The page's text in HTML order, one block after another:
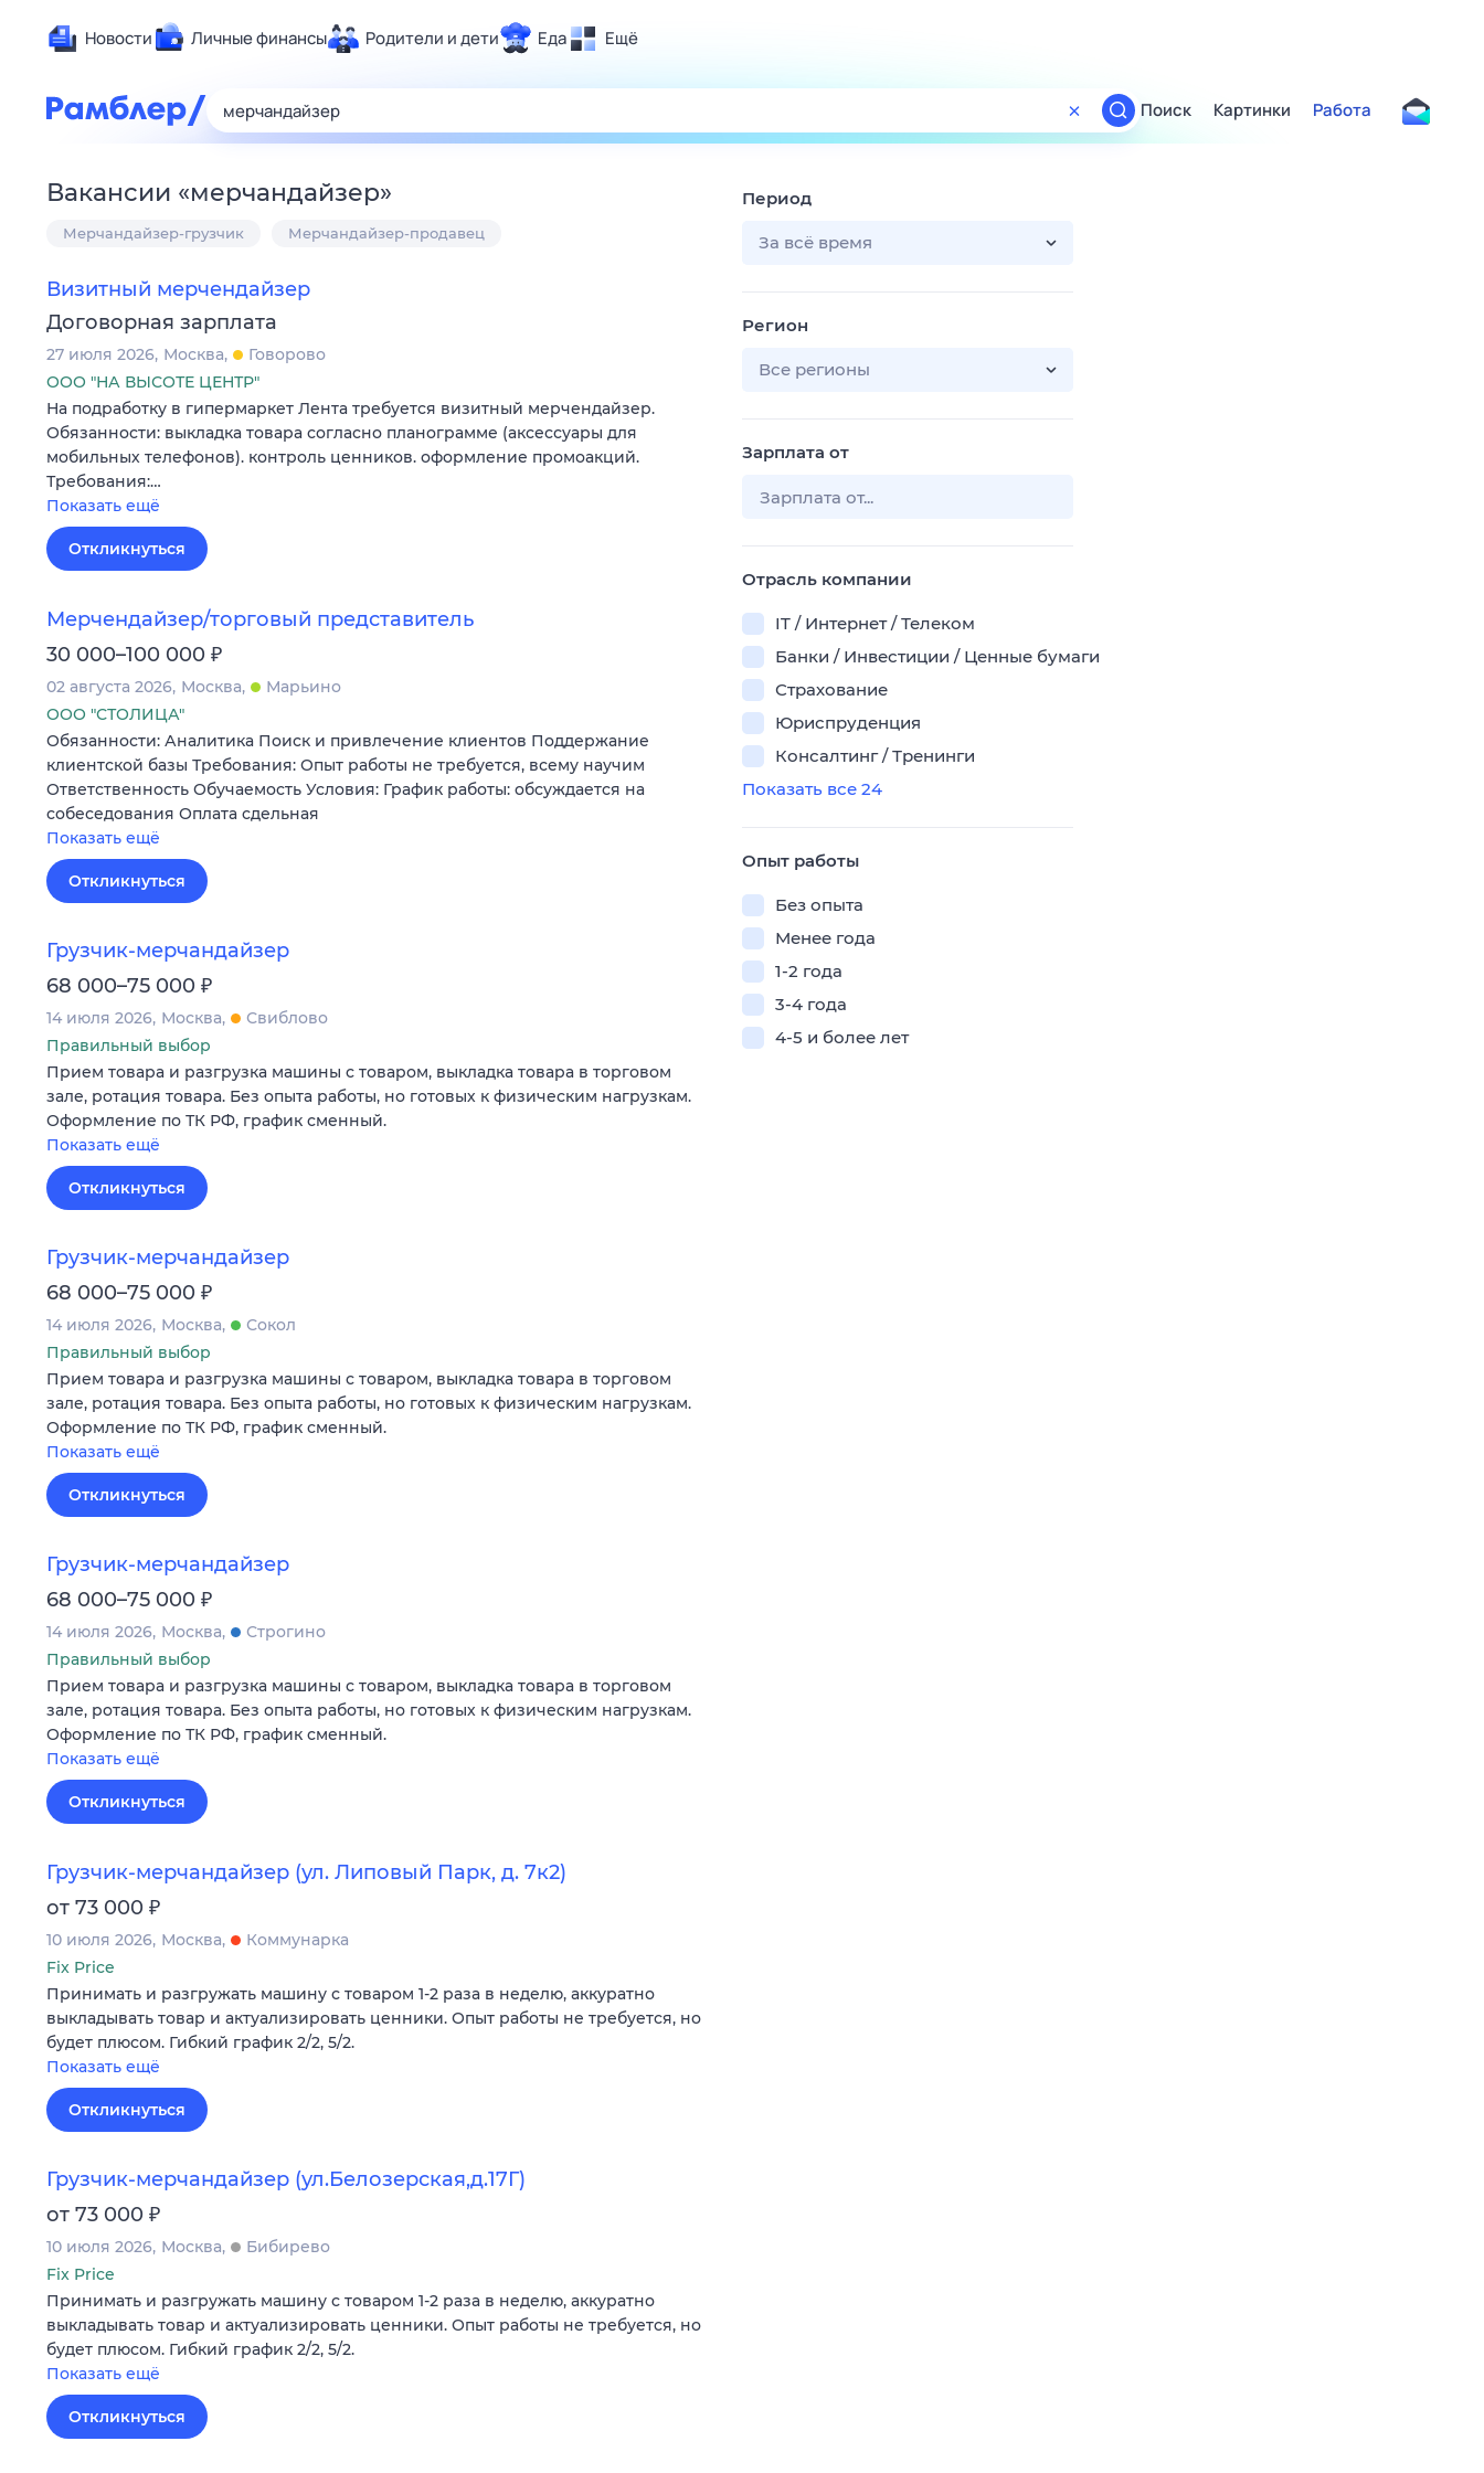
Новости Личные финансы Родители и дети Еда Ещё
Развлечения и отдых
Карьера
Гороскопы
Поиск
ТВ-программа
Поиск Картинки Работа
Вакансии «мерчандайзер»
Мерчандайзер-грузчик Мерчандайзер-продавец
Визитный мерчендайзер
Договорная зарплата
27 июля 2026 Москва
Говорово
ООО "НА ВЫСОТЕ ЦЕНТР"
На подработку в гипермаркет Лента требуется визитный мерчендайзер.
Обязанности: выкладка товара согласно планограмме (аксессуары для
мобильных телефонов). контроль ценников. оформление промоакций.
Требования:…
Показать ещё
Откликнуться
Мерчендайзер/торговый представитель
30 000–100 000 ₽
02 августа 2026 Москва
Марьино
ООО "СТОЛИЦА"
Обязанности: Аналитика Поиск и привлечение клиентов Поддержание
клиентской базы Требования: Опыт работы не требуется, всему научим
Ответственность Обучаемость Условия: График работы: обсуждается на
собеседования Оплата сдельная
Показать ещё
Откликнуться
Грузчик-мерчандайзер
68 000–75 000 ₽
14 июля 2026 Москва
Свиблово
Правильный выбор
Прием товара и разгрузка машины с товаром, выкладка товара в торговом
зале, ротация товара. Без опыта работы, но готовых к физическим нагрузкам.
Оформление по ТК РФ, график сменный.
Показать ещё
Откликнуться
Грузчик-мерчандайзер
68 000–75 000 ₽
14 июля 2026 Москва
Сокол
Правильный выбор
Прием товара и разгрузка машины с товаром, выкладка товара в торговом
зале, ротация товара. Без опыта работы, но готовых к физическим нагрузкам.
Оформление по ТК РФ, график сменный.
Показать ещё
Откликнуться
Грузчик-мерчандайзер
68 000–75 000 ₽
14 июля 2026 Москва
Строгино
Правильный выбор
Прием товара и разгрузка машины с товаром, выкладка товара в торговом
зале, ротация товара. Без опыта работы, но готовых к физическим нагрузкам.
Оформление по ТК РФ, график сменный.
Показать ещё
Откликнуться
Грузчик-мерчандайзер (ул. Липовый Парк, д. 7к2)
от 73 000 ₽
10 июля 2026 Москва
Коммунарка
Fix Price
Принимать и разгружать машину с товаром 1-2 раза в неделю, аккуратно
выкладывать товар и актуализировать ценники. Опыт работы не требуется, но
будет плюсом. Гибкий график 2/2, 5/2.
Показать ещё
Откликнуться
Грузчик-мерчандайзер (ул.Белозерская,д.17Г)
от 73 000 ₽
10 июля 2026 Москва
Бибирево
Fix Price
Принимать и разгружать машину с товаром 1-2 раза в неделю, аккуратно
выкладывать товар и актуализировать ценники. Опыт работы не требуется, но
будет плюсом. Гибкий график 2/2, 5/2.
Показать ещё
Откликнуться
Период
За всё время
Регион
Все регионы
Зарплата от
Отрасль компании
IT / Интернет / Телеком
Банки / Инвестиции / Ценные бумаги
Страхование
Юриспруденция
Консалтинг / Тренинги
Показать все 24
Опыт работы
Без опыта
Менее года
1-2 года
3-4 года
4-5 и более лет